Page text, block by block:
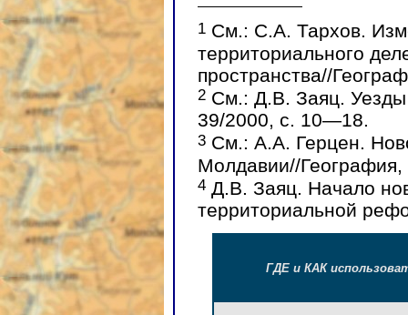
1 См.: С.А. Тархов.
территориального
пространства//
2 См.: Д.В. Заяц.
39/2000, с. 10—18.
3 См.: А.А. Герцен.
Молдавии//
4 Д.В. Заяц. Начало
территориальной
ГДЕ и КАК